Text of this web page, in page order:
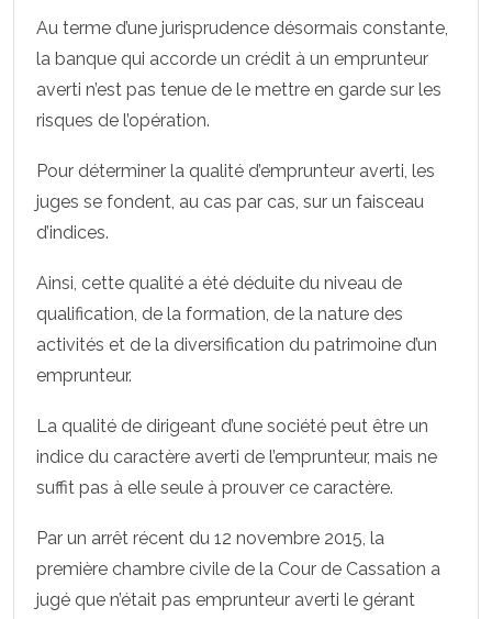
Au terme d’une jurisprudence désormais constante,
la banque qui accorde un crédit à un emprunteur
averti n’est pas tenue de le mettre en garde sur les
risques de l’opération.
Pour déterminer la qualité d’emprunteur averti, les
juges se fondent, au cas par cas, sur un faisceau
d’indices.
Ainsi, cette qualité a été déduite du niveau de
qualification, de la formation, de la nature des
activités et de la diversification du patrimoine d’un
emprunteur.
La qualité de dirigeant d’une société peut être un
indice du caractère averti de l’emprunteur, mais ne
suffit pas à elle seule à prouver ce caractère.
Par un arrêt récent du 12 novembre 2015, la
première chambre civile de la Cour de Cassation a
jugé que n’était pas emprunteur averti le gérant